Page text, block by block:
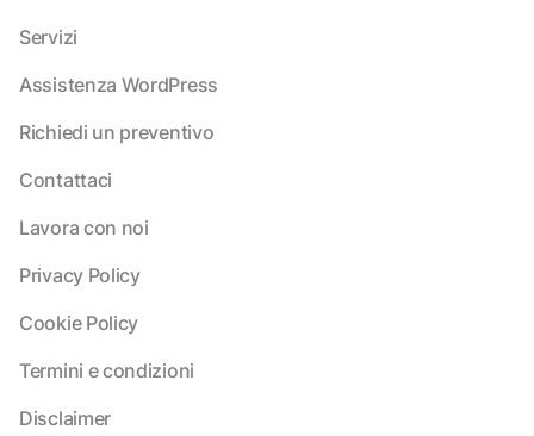
Servizi
Assistenza WordPress
Richiedi un preventivo
Contattaci
Lavora con noi
Privacy Policy
Cookie Policy
Termini e condizioni
Disclaimer